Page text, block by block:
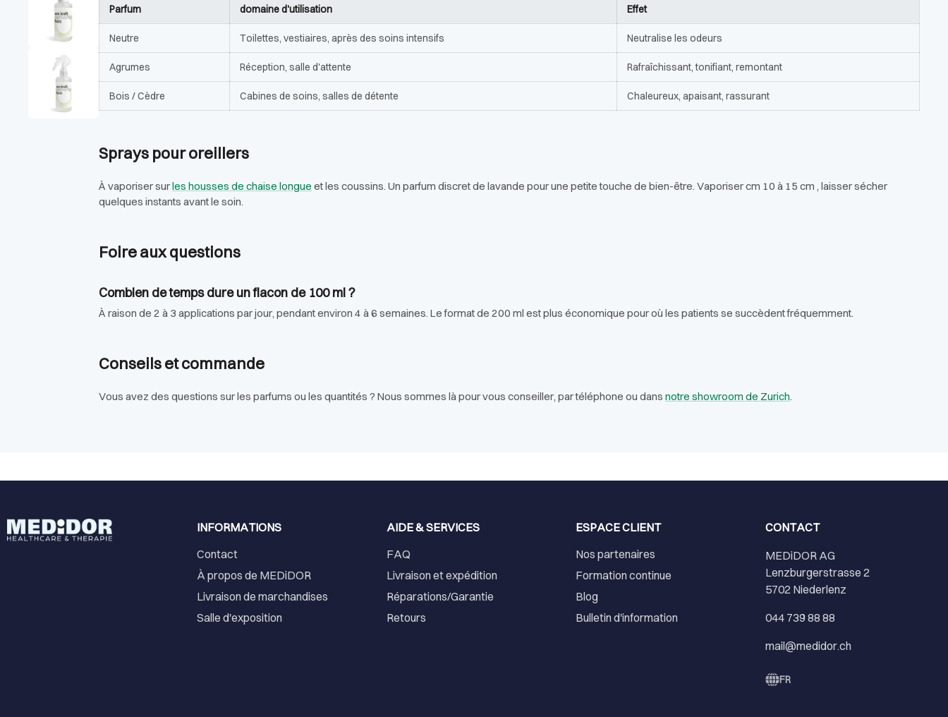
Parfum domaine d'utilisation Effet
Neutre Toilettes, vestiaires, après des soins intensifs Neutralise les odeurs
Agrumes Réception, salle d'attente Rafraîchissant, tonifiant, remontant
Bois / Cèdre Cabines de soins, salles de détente Chaleureux, apaisant, rassurant
Sprays pour oreillers
À vaporiser surles housses de chaise longue et les coussins. Un parfum discret de lavande pour une petite touche de bien-être. Vaporiser cm 10 à 15 cm , laisser sécher
quelques instants avant le soin.
Foire aux questions
Combien de temps dure un flacon de 100 ml ?
À raison de 2 à 3 applications par jour, pendant environ 4 à 6 semaines. Le format de 200 ml est plus économique pour où les patients se succèdent fréquemment.
Conseils et commande
Vous avez des questions sur les parfums ou les quantités ? Nous sommes là pour vous conseiller, par téléphone ou dans notre showroom de Zurich.
INFORMATIONS
Contact
À propos de MEDiDOR
Livraison de marchandises
Salle d'exposition
AIDE & SERVICES
FAQ
Livraison et expédition
Réparations/Garantie
Retours
ESPACE CLIENT
Nos partenaires
Formation continue
Blog
Bulletin d'information
CONTACT
MEDiDOR AG
Lenzburgerstrasse 2
5702 Niederlenz
044 739 88 88
mail@medidor.ch
FR